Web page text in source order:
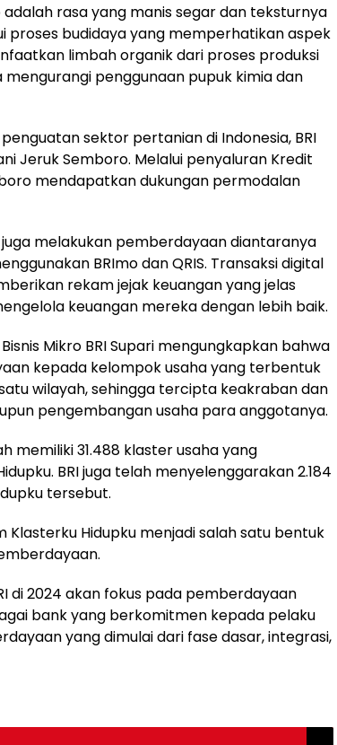
rasa yang manis segar dan teksturnya
proses budidaya yang memperhatikan aspek
limbah organik dari proses produksi
penggunaan pupuk kimia dan
sektor pertanian di Indonesia, BRI
Jeruk Semboro. Melalui penyaluran Kredit
mendapatkan dukungan permodalan
melakukan pemberdayaan diantaranya
BRImo dan QRIS. Transaksi digital
rekam jejak keuangan yang jelas
keuangan mereka dengan lebih baik.
Mikro BRI Supari mengungkapkan bahwa
kepada kelompok usaha yang terbentuk
wilayah, sehingga tercipta keakraban dan
pengembangan usaha para anggotanya.
memiliki 31.488 klaster usaha yang
BRI juga telah menyelenggarakan 2.184
tersebut.
Hidupku menjadi salah satu bentuk
di 2024 akan fokus pada pemberdayaan
bank yang berkomitmen kepada pelaku
yang dimulai dari fase dasar, integrasi,